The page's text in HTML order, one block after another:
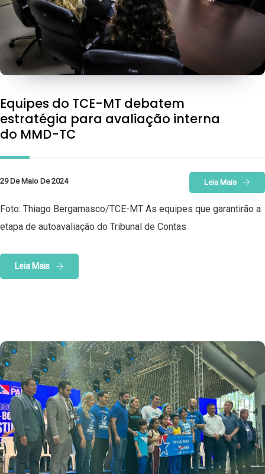
Equipes do TCE-MT debatem
estratégia para avaliação interna
do MMD-TC
29 De Maio De 2024 Leia Mais
Foto: Thiago Bergamasco/TCE-MT As equipes que garantirão a
etapa de autoavaliação do Tribunal de Contas
Leia Mais